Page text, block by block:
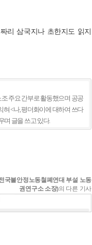
리 삼국지나 초한지도 읽지
주요 간부로 활동했으며 공공
혀 <나, 평더화이에 대하여 쓰다
며 글을 쓰고 있다.
국불안정노동철폐연대 부설 노동
권연구소 소장)의 다른 기사